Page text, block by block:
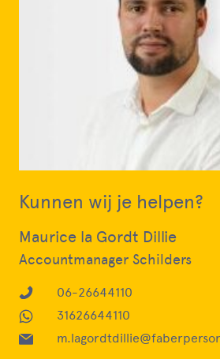
Kunnen wij je helpen?
Maurice la Gordt Dillie
Accountmanager Schilders
06-26644110
31626644110